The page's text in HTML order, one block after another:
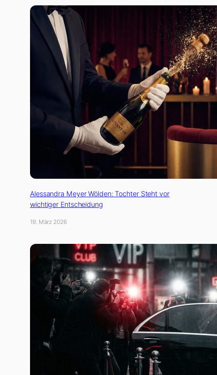
Alessandra Meyer Wölden: Tochter Steht vor
wichtiger Entscheidung
19. März 2026